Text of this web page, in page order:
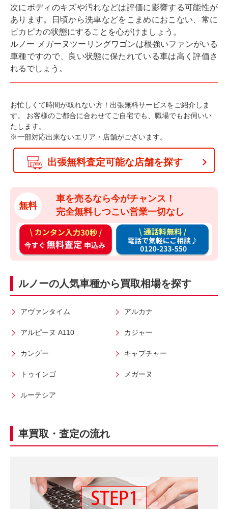
次にボディのキズや汚れなどは評価に影響する可能性が
あります。日頃から洗車などをこまめにおこない、常に
ピカピカの状態にすることを心がけましょう。
ルノー メガーヌツーリングワゴンは根強いファンがいる
車種ですので、良い状態に保たれている車は高く評価さ
れるでしょう。
お忙しくて時間が取れない方！出張無料サービスをご紹介しま
す。
お客様のご都合に合わせてご自宅でも、職場でもお伺いい
たします。
※一部対応出来ないエリア・店舗がございます。
出張無料査定可能な店舗を探す
無料
車を売るなら今がチャンス！
完全無料しつこい営業一切なし
カ
ン
タ
入
力
3
秒
今
ぐ
定
申
通
料
料
お
電
で
気
に
ルノーの人気車種から買取相場を探す
アヴァンタイム アルカナ
アルピーヌ A110 カジャー
カングー キャプチャー
トゥインゴ メガーヌ
ルーテシア
車買取・査定の流れ